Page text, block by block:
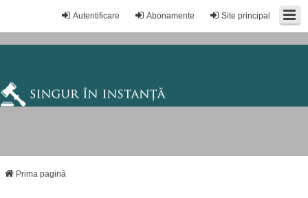
Site principal
Abonamente
Autentificare
Prima pagină